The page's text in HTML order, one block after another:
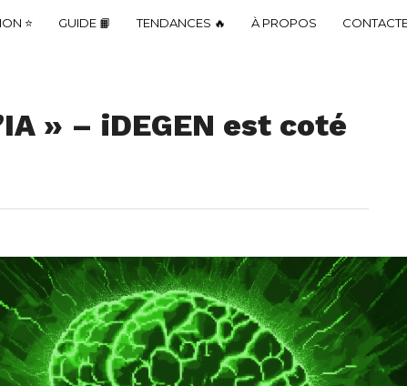
⭐ GUIDE 📙 TENDANCES 🔥 À PROPOS
» – iDEGEN est coté